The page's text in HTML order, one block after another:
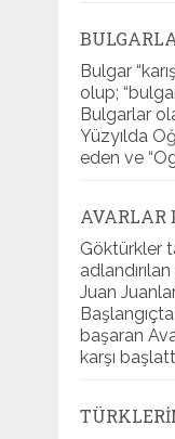
Bulgar
olup;
Bulgarlar
Yüzyılda
eden ve
AVARLAR
Göktürkler
Juan
başaran
karşı